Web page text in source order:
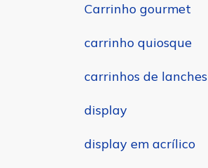
Carrinho gourmet
carrinho quiosque
carrinhos de lanches
display
display em acrílico